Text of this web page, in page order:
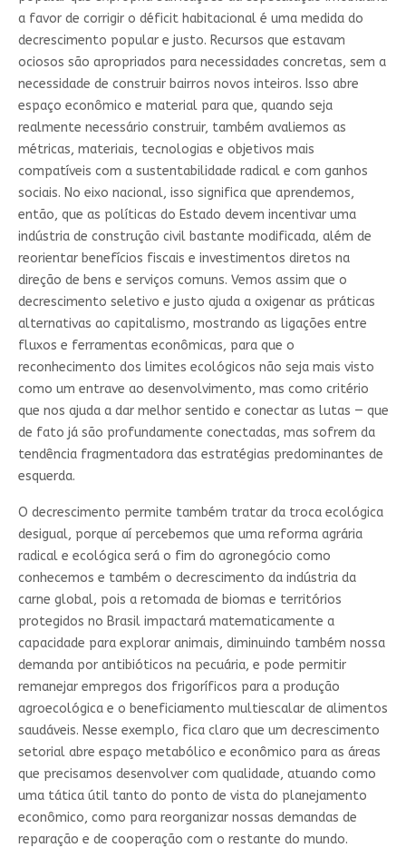
a favor de corrigir o déficit habitacional é uma medida do
decrescimento popular e justo. Recursos que estavam
ociosos são apropriados para necessidades concretas, sem a
necessidade de construir bairros novos inteiros. Isso abre
espaço econômico e material para que, quando seja
realmente necessário construir, também avaliemos as
métricas, materiais, tecnologias e objetivos mais
compatíveis com a sustentabilidade radical e com ganhos
sociais. No eixo nacional, isso significa que aprendemos,
então, que as políticas do Estado devem incentivar uma
indústria de construção civil bastante modificada, além de
reorientar benefícios fiscais e investimentos diretos na
direção de bens e serviços comuns. Vemos assim que o
decrescimento seletivo e justo ajuda a oxigenar as práticas
alternativas ao capitalismo, mostrando as ligações entre
fluxos e ferramentas econômicas, para que o
reconhecimento dos limites ecológicos não seja mais visto
como um entrave ao desenvolvimento, mas como critério
que nos ajuda a dar melhor sentido e conectar as lutas — que
de fato já são profundamente conectadas, mas sofrem da
tendência fragmentadora das estratégias predominantes de
esquerda.
O decrescimento permite também tratar da troca ecológica
desigual, porque aí percebemos que uma reforma agrária
radical e ecológica será o fim do agronegócio como
conhecemos e também o decrescimento da indústria da
carne global, pois a retomada de biomas e territórios
protegidos no Brasil impactará matematicamente a
capacidade para explorar animais, diminuindo também nossa
demanda por antibióticos na pecuária, e pode permitir
remanejar empregos dos frigoríficos para a produção
agroecológica e o beneficiamento multiescalar de alimentos
saudáveis. Nesse exemplo, fica claro que um decrescimento
setorial abre espaço metabólico e econômico para as áreas
que precisamos desenvolver com qualidade, atuando como
uma tática útil tanto do ponto de vista do planejamento
econômico, como para reorganizar nossas demandas de
reparação e de cooperação com o restante do mundo.